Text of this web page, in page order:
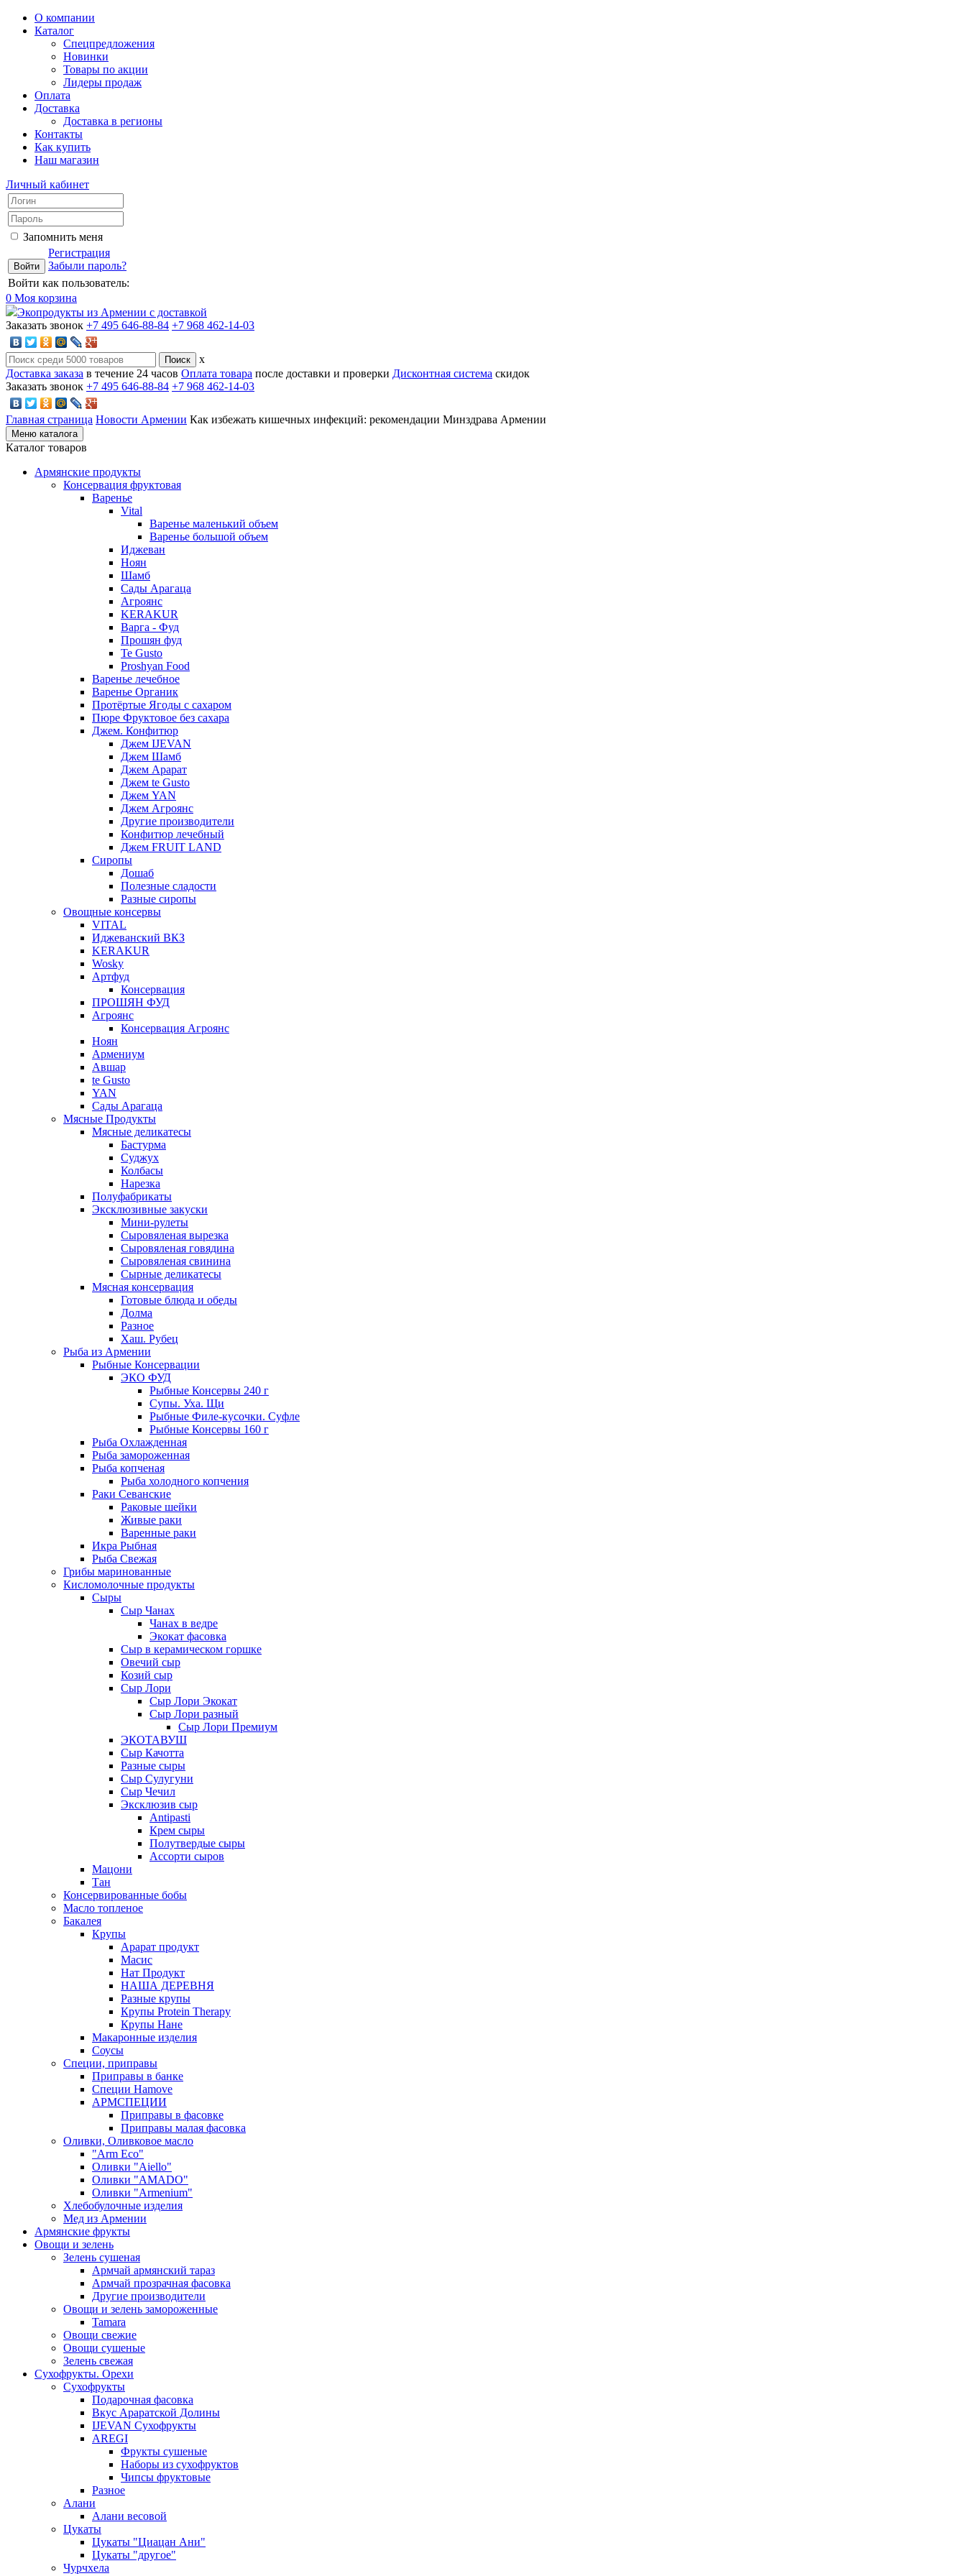
О компании
Каталог
Спецпредложения
Новинки
Товары по акции
Лидеры продаж
Оплата
Доставка
Доставка в регионы
Контакты
Как купить
Наш магазин
Личный кабинет
Запомнить меня
Регистрация
Забыли пароль?
Войти как пользователь:
0 Моя корзина
Экопродукты из Армении с доставкой
Заказать звонок +7 495 646-88-84 +7 968 462-14-03
x
Доставка заказа в течение 24 часов Оплата товара после доставки и проверки Дисконтная система скидок
Заказать звонок +7 495 646-88-84 +7 968 462-14-03
Главная страница Новости Армении Как избежать кишечных инфекций: рекомендации Минздрава Армении
Меню каталога
Каталог товаров
Армянские продукты
Консервация фруктовая
Варенье
Vital
Варенье маленький объем
Варенье большой объем
Иджеван
Ноян
Шамб
Сады Арагаца
Агроянс
KERAKUR
Варга - Фуд
Прошян фуд
Te Gusto
Proshyan Food
Варенье лечебное
Варенье Органик
Протёртые Ягоды с сахаром
Пюре Фруктовое без сахара
Джем. Конфитюр
Джем IJEVAN
Джем Шамб
Джем Арарат
Джем te Gusto
Джем YAN
Джем Агроянс
Другие производители
Конфитюр лечебный
Джем FRUIT LAND
Сиропы
Дошаб
Полезные сладости
Разные сиропы
Овощные консервы
VITAL
Иджеванский ВКЗ
KERAKUR
Wosky
Артфуд
Консервация
ПРОШЯН ФУД
Агроянс
Консервация Агроянс
Ноян
Армениум
Авшар
te Gusto
YAN
Сады Арагаца
Мясные Продукты
Мясные деликатесы
Бастурма
Суджух
Колбасы
Нарезка
Полуфабрикаты
Эксклюзивные закуски
Мини-рулеты
Сыровяленая вырезка
Сыровяленая говядина
Сыровяленая свинина
Сырные деликатесы
Мясная консервация
Готовые блюда и обеды
Долма
Разное
Хаш. Рубец
Рыба из Армении
Рыбные Консервации
ЭКО ФУД
Рыбные Консервы 240 г
Супы. Уха. Щи
Рыбные Филе-кусочки. Суфле
Рыбные Консервы 160 г
Рыба Охлажденная
Рыба замороженная
Рыба копченая
Рыба холодного копчения
Раки Севанские
Раковые шейки
Живые раки
Варенные раки
Икра Рыбная
Рыба Свежая
Грибы маринованные
Кисломолочные продукты
Сыры
Сыр Чанах
Чанах в ведре
Экокат фасовка
Сыр в керамическом горшке
Овечий сыр
Козий сыр
Сыр Лори
Сыр Лори Экокат
Сыр Лори разный
Сыр Лори Премиум
ЭКОТАВУШ
Сыр Качотта
Разные сыры
Сыр Сулугуни
Сыр Чечил
Эксклюзив сыр
Antipasti
Крем сыры
Полутвердые сыры
Ассорти сыров
Мацони
Тан
Консервированные бобы
Масло топленое
Бакалея
Крупы
Арарат продукт
Масис
Нат Продукт
НАША ДЕРЕВНЯ
Разные крупы
Крупы Protein Therapy
Крупы Нане
Макаронные изделия
Соусы
Специи, приправы
Приправы в банке
Специи Hamove
АРМСПЕЦИИ
Приправы в фасовке
Приправы малая фасовка
Оливки, Оливковое масло
"Arm Eco"
Оливки "Aiello"
Оливки "AMADO"
Оливки "Armenium"
Хлебобулочные изделия
Мед из Армении
Армянские фрукты
Овощи и зелень
Зелень сушеная
Армчай армянский тараз
Армчай прозрачная фасовка
Другие производители
Овощи и зелень замороженные
Tamara
Овощи свежие
Овощи сушеные
Зелень свежая
Сухофрукты. Орехи
Сухофрукты
Подарочная фасовка
Вкус Араратской Долины
IJEVAN Сухофрукты
AREGI
Фрукты сушеные
Наборы из сухофруктов
Чипсы фруктовые
Разное
Алани
Алани весовой
Цукаты
Цукаты "Циацан Ани"
Цукаты "другое"
Чурчхела